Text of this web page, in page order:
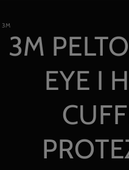
u
a
3M
3M
EYE I